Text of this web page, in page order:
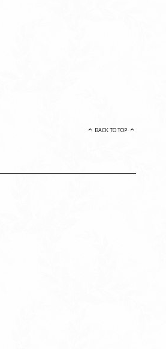
BACK TO TOP